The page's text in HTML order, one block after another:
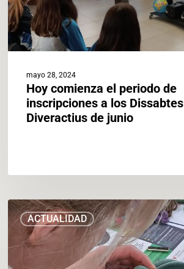
Diveractius
de
junio
mayo 28, 2024
Hoy comienza el periodo de
inscripciones a los Dissabtes
Diveractius de junio
ACTUALIDAD
València
inicia
monitorización